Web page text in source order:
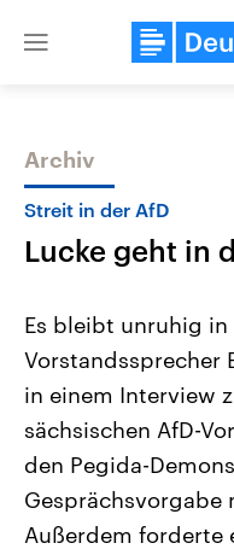
Close
Themen
Landtagswahl Sachsen-
2026
Alle Informationen
Sachsen-Anhalt wählt
September 2026 einen
Landtag. Seit 2021 wird
Bundesland von einer
Archiv
Streit in der AfD
Lucke geht in
Es bleibt unruhig in
Vorstandssprecher
in einem Interview
sächsischen AfD-
den Pegida-
Gesprächsvorgabe
Außerdem forderte